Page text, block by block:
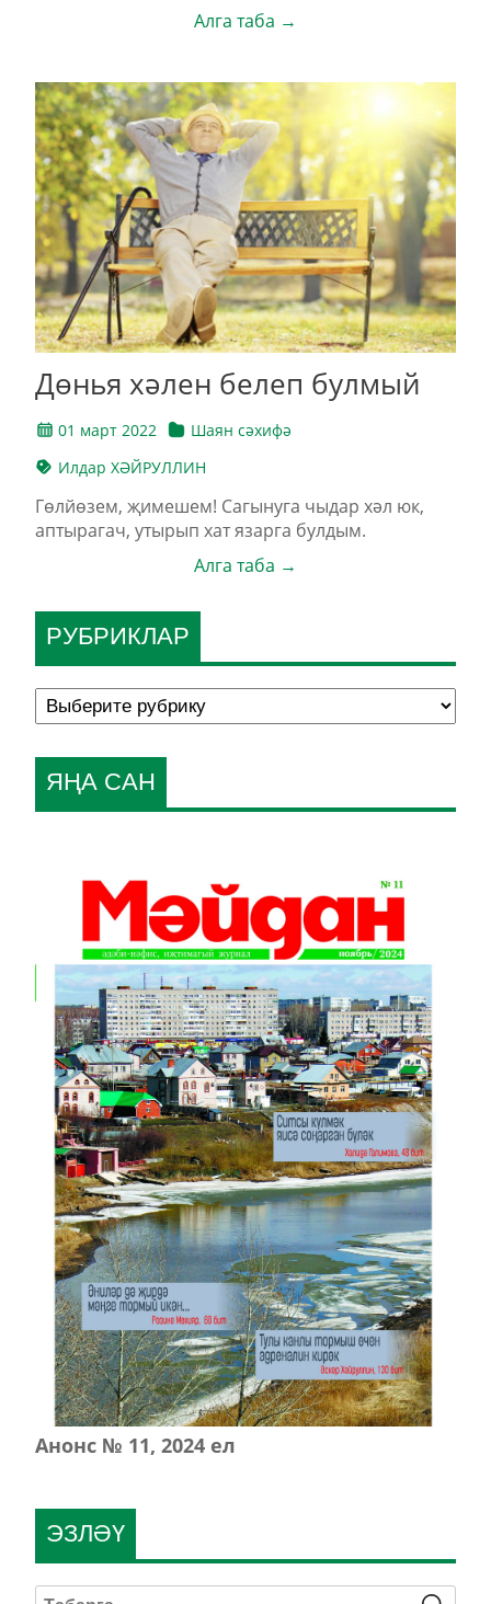
Алга таба →
Дөнья хәлен белеп булмый
01 март 2022
Шаян сәхифә
Илдар ХӘЙРУЛЛИН
Гөлйөзем, җимешем! Сагынуга чыдар хәл юк,
аптырагач, утырып хат язарга булдым.
Алга таба →
РУБРИКЛАР
ЯҢА САН
Анонс № 11, 2024 ел
ЭЗЛӘҮ